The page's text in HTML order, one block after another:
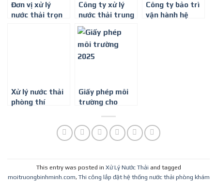
Đơn vị xử lý
nước thải trọn
Công ty xử lý
nước thải trung
tâm y tế dự
phòng trên
toàn Quốc
Công ty bảo trì
vận hành hệ
Xử lý nước thải
phòng thí
Giấy phép môi
trường cho
This entry was posted in Xử Lý Nước Thải and tagged
moitruongbinhminh.com, Thi công lắp đặt hệ thống nước thải phòng khám